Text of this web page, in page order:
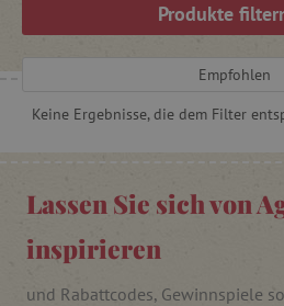
Produkte
Empfohlen
Keine Ergebnisse, die dem Filter
Lassen Sie sich von
inspirieren
und Rabattcodes, Gewinnspiele